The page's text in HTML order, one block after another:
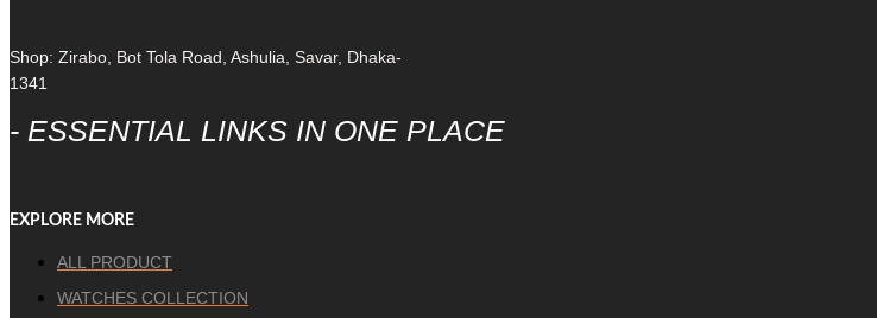
Shop: Zirabo, Bot Tola Road, Ashulia, Savar, Dhaka-
1341
- ESSENTIAL LINKS IN ONE PLACE
EXPLORE MORE
ALL PRODUCT
WATCHES COLLECTION